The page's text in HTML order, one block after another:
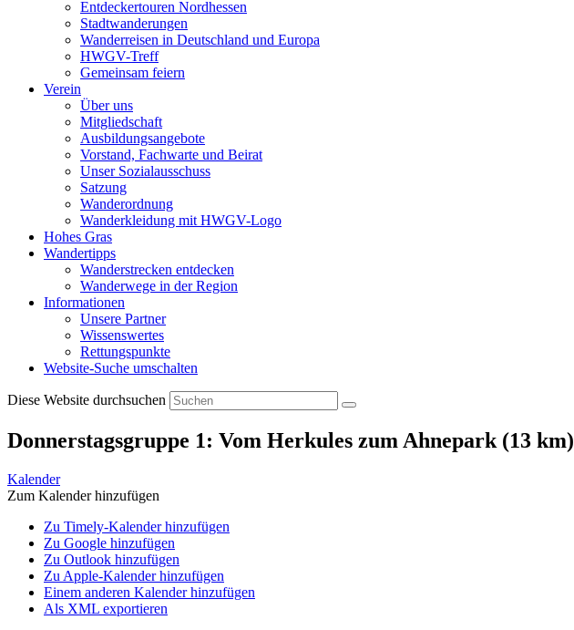
Entdeckertouren Nordhessen
Stadtwanderungen
Wanderreisen in Deutschland und Europa
HWGV-Treff
Gemeinsam feiern
Verein
Über uns
Mitgliedschaft
Ausbildungsangebote
Vorstand, Fachwarte und Beirat
Unser Sozialausschuss
Satzung
Wanderordnung
Wanderkleidung mit HWGV-Logo
Hohes Gras
Wandertipps
Wanderstrecken entdecken
Wanderwege in der Region
Informationen
Unsere Partner
Wissenswertes
Rettungspunkte
Website-Suche umschalten
Diese Website durchsuchen
Donnerstagsgruppe 1: Vom Herkules zum Ahnepark (13 km)
Kalender
Zum Kalender hinzufügen
Zu Timely-Kalender hinzufügen
Zu Google hinzufügen
Zu Outlook hinzufügen
Zu Apple-Kalender hinzufügen
Einem anderen Kalender hinzufügen
Als XML exportieren